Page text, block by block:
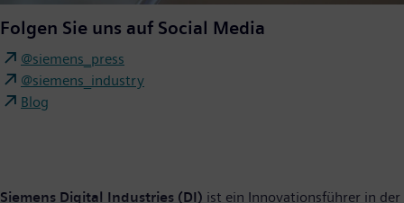
Folgen Sie uns auf Social Media
@siemens_press
@siemens_industry
Blog
Siemens Digital Industries (DI) ist ein Innovationsführer in der